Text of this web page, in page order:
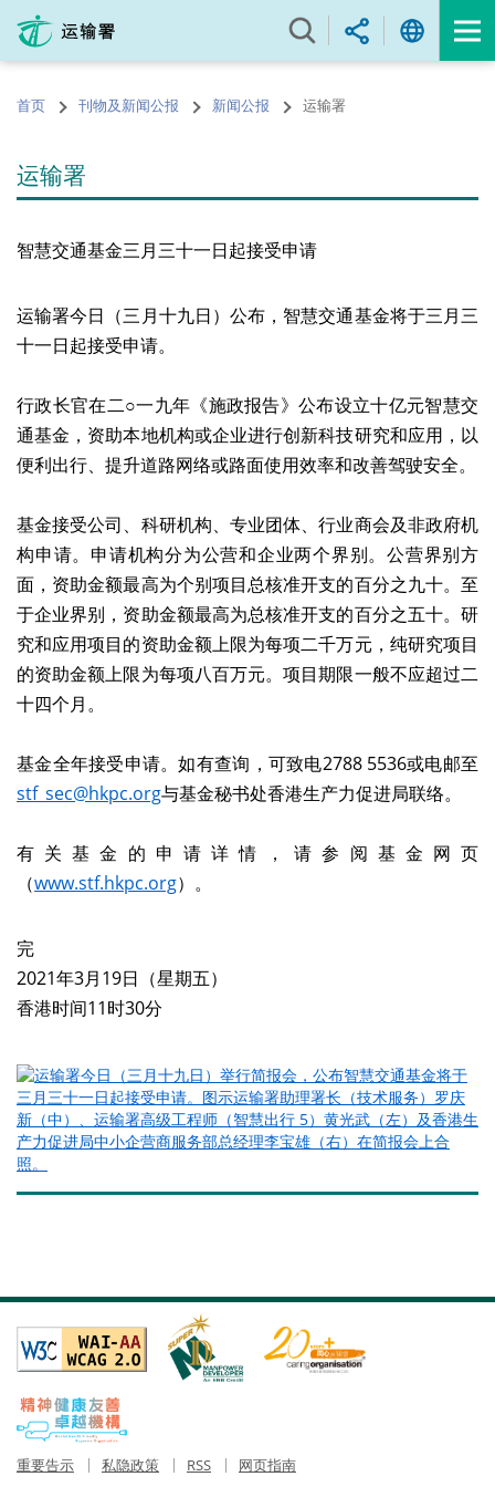
内
的首页 刊物及新闻公报 新闻公报 运输署
运输署
智慧交通基金三月三十一日起接受申请
运输署今日（三月十九日）公布，智慧交通基金将于三月三
十一日起接受申请。
行政长官在二○一九年《施政报告》公布设立十亿元智慧交
通基金，资助本地机构或企业进行创新科技研究和应用，以
便利出行、提升道路网络或路面使用效率和改善驾驶安全。
基金接受公司、科研机构、专业团体、行业商会及非政府机
构申请。申请机构分为公营和企业两个界别。公营界别方
面，资助金额最高为个别项目总核准开支的百分之九十。至
于企业界别，资助金额最高为总核准开支的百分之五十。研
究和应用项目的资助金额上限为每项二千万元，纯研究项目
的资助金额上限为每项八百万元。项目期限一般不应超过二
十四个月。
基金全年接受申请。如有查询，可致电2788 5536或电邮至
stf_sec@hkpc.org与基金秘书处香港生产力促进局联络。
有关基金的申请详情，请参阅基金网页
（www.stf.hkpc.org）。
完
2021年3月19日（星期五）
香港时间11时30分
重要告示 私隐政策 RSS
网页指南